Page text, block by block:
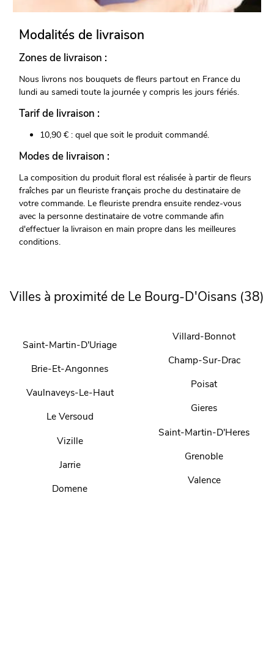
Modalités de livraison
Zones de livraison :
Nous livrons nos bouquets de fleurs partout en France du
lundi au samedi toute la journée y compris les jours fériés.
Tarif de livraison :
10,90 € : quel que soit le produit commandé.
Modes de livraison :
La composition du produit floral est réalisée à partir de fleurs
fraîches par un fleuriste français proche du destinataire de
votre commande. Le fleuriste prendra ensuite rendez-vous
avec la personne destinataire de votre commande afin
d'effectuer la livraison en main propre dans les meilleures
conditions.
Villes à proximité de Le Bourg-D'Oisans (38)
Saint-Martin-D'Uriage
Brie-Et-Angonnes
Vaulnaveys-Le-Haut
Le Versoud
Vizille
Jarrie
Domene
Villard-Bonnot
Champ-Sur-Drac
Poisat
Gieres
Saint-Martin-D'Heres
Grenoble
Valence